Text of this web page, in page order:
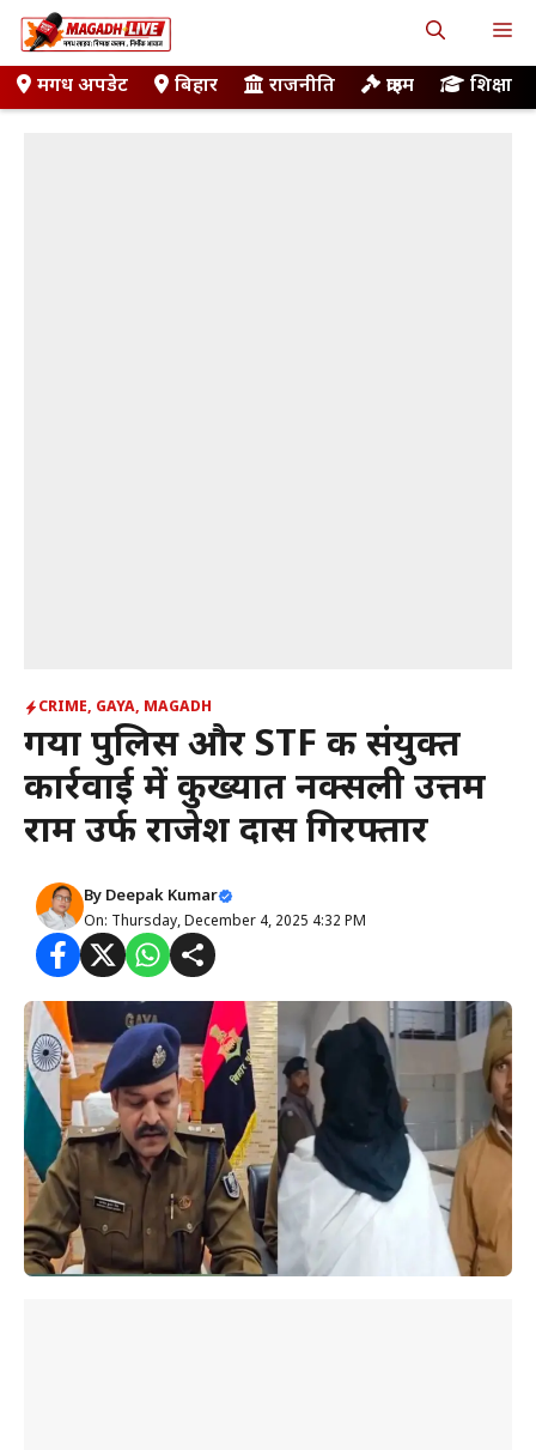
Skip
to
contentमगध अपडेट बिहार राजनीति क्राइम शिक्षा
CRIME, GAYA, MAGADH
गया पुलिस और STF की संयुक्त
कार्रवाई में कुख्यात नक्सली उत्तम
राम उर्फ राजेश दास गिरफ्तार
By Deepak Kumar
On: Thursday, December 4, 2025 4:32 PM